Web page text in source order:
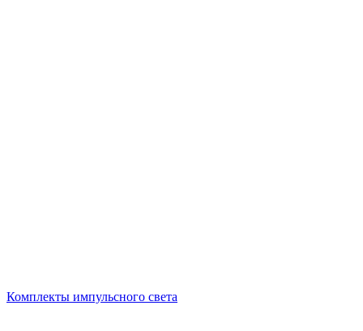
Комплекты импульсного света